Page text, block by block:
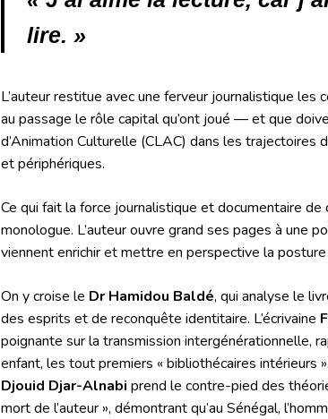
lire. »
L’auteur restitue avec une ferveur journalistique
au passage le rôle capital qu’ont joué — et que
d’Animation Culturelle (CLAC) dans les trajectoires
et périphériques.
Ce qui fait la force journalistique et documentaire de
monologue. L’auteur ouvre grand ses pages à une
viennent enrichir et mettre en perspective la
On y croise le Dr Hamidou Baldé, qui analyse le
des esprits et de reconquête identitaire. L’écrivaine
poignante sur la transmission intergénérationnelle,
enfant, les tout premiers « bibliothécaires intérieurs »
Djouid Djar-Alnabi prend le contre-pied des
mort de l’auteur », démontrant qu’au Sénégal,